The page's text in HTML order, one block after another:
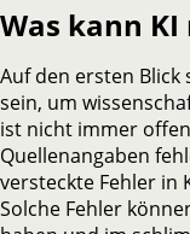
Was kann
Auf den ersten Blick
sein, um
ist nicht immer
Quellenangaben
versteckte Fehler in
Solche Fehler